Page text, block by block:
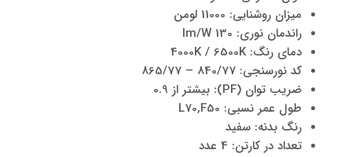
میزان روشنایی: 11000 لومن
راندمان نوری: 130 lm/W
دمای رنگ: 4000K / 6500K
کد نورسنجی: 840/77 – 865/77
ضریب توان (PF): بیشتر از 0.9
طول عمر نسبی: L70,F50
رنگ بدنه: سفید
تعداد در کارتن: 4 عدد